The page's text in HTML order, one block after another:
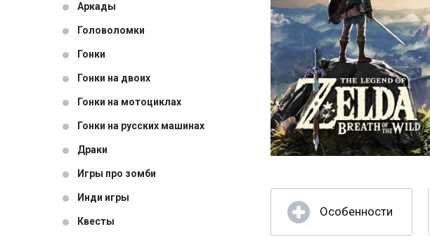
Аркады
Головоломки
Гонки
Гонки на двоих
Гонки на мотоциклах
Гонки на русских машинах
Драки
Игры про зомби
Инди игры
Квесты
Особенности